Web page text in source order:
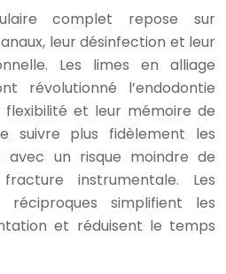
complet repose sur
leur désinfection et leur
Les limes en alliage
révolutionné l’endodontie
et leur mémoire de
suivre plus fidèlement les
avec un risque moindre de
instrumentale. Les
simplifient les
et réduisent le temps